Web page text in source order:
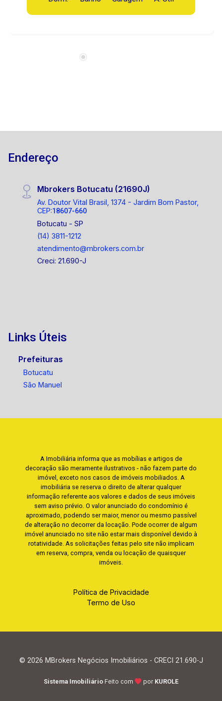
Endereço
Mbrokers Botucatu (21690J)
Av. Doutor Vital Brasil, 1374 - Jardim Bom Pastor,
CEP:18607-660
Botucatu - SP
(14) 3811-1212
atendimento@mbrokers.com.br
Creci: 21.690-J
Links Úteis
Prefeituras
Botucatu
São Manuel
A Imobiliária informa que as mobílias e artigos de
decoração são meramente ilustrativos - não fazem parte do
imóvel, exceto nos casos de imóveis mobiliados. A
imobiliária se reserva o direito de alterar qualquer
informação referente aos valores e dados de seus imóveis
sem aviso prévio. O valor anunciado do condomínio é
aproximado, podendo ser maior, menor ou mesmo passível
de alteração no decorrer da locação. Pode ocorrer de algum
imóvel anunciado no site não estar mais disponível devido à
rotatividade. As solicitações feitas pelo site não implicam
em reserva, compra, venda ou locação de quaisquer
imóveis.
Política de Privacidade
Termo de Uso
© 2026 MBrokers Negócios Imobiliários - CRECI 21.690-J
Sistema Imobiliário Feito com por KUROLE